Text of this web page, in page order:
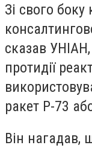
Зі свого
сказав
протидії
ракет Р-73
Він нагадав,